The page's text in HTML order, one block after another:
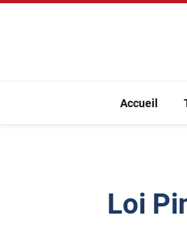
Accueil
Loi